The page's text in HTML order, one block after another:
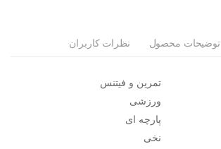
توضیحات محصول نظرات کاربران
تمرین و فیتنس
ورزشی
پارچه ای
نخی